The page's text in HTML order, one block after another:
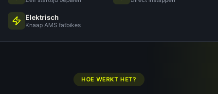
Elektrisch
Knaap AMS fatbikes
HOE WERKT HET?